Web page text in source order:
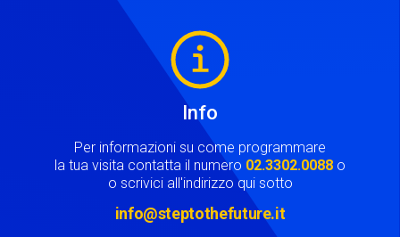
Info
Per informazioni su come programmare
la tua visita contatta il numero 02.3302.0088 o
o scrivici all'indirizzo qui sotto
info@steptothefuture.it